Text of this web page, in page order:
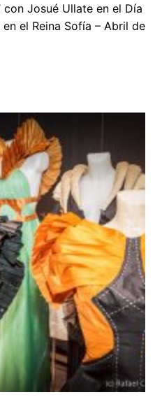
con Josué Ullate en el Día
el Reina Sofía – Abril de